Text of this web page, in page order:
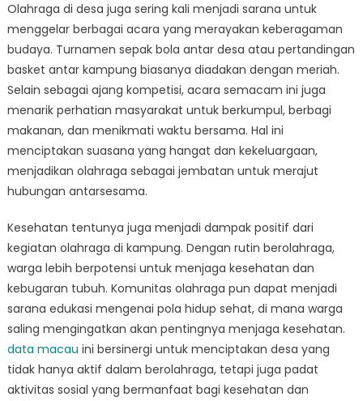
Olahraga di desa juga sering kali menjadi sarana untuk
menggelar berbagai acara yang merayakan keberagaman
budaya. Turnamen sepak bola antar desa atau pertandingan
basket antar kampung biasanya diadakan dengan meriah.
Selain sebagai ajang kompetisi, acara semacam ini juga
menarik perhatian masyarakat untuk berkumpul, berbagi
makanan, dan menikmati waktu bersama. Hal ini
menciptakan suasana yang hangat dan kekeluargaan,
menjadikan olahraga sebagai jembatan untuk merajut
hubungan antarsesama.
Kesehatan tentunya juga menjadi dampak positif dari
kegiatan olahraga di kampung. Dengan rutin berolahraga,
warga lebih berpotensi untuk menjaga kesehatan dan
kebugaran tubuh. Komunitas olahraga pun dapat menjadi
sarana edukasi mengenai pola hidup sehat, di mana warga
saling mengingatkan akan pentingnya menjaga kesehatan.
data macau ini bersinergi untuk menciptakan desa yang
tidak hanya aktif dalam berolahraga, tetapi juga padat
aktivitas sosial yang bermanfaat bagi kesehatan dan